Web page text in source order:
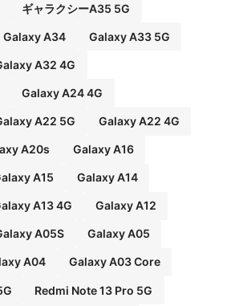
ギャラクシーA35 5G
Galaxy A34 Galaxy A33 5G
A32 4G
Galaxy A24 4G
A22 5G Galaxy A22 4G
A20s Galaxy A16
A15 Galaxy A14
A13 4G Galaxy A12
A05S Galaxy A05
A04 Galaxy A03 Core
Redmi Note 13 Pro 5G